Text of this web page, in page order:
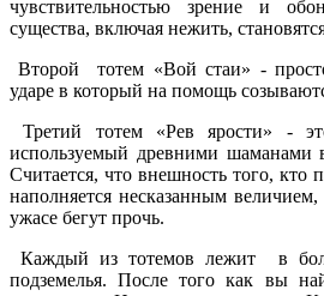
чувствительностью зрение и
существа, включая нежить,
Второй тотем «Вой стаи» -
ударе в который на помощь
Третий тотем «Рев ярости» -
используемый древними шаманами
Считается, что внешность того, кто
наполняется несказанным
ужасе бегут прочь.
Каждый из тотемов лежит в
подземелья. После того как вы